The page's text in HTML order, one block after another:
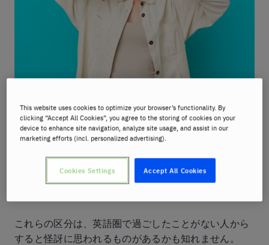
ここでは、英語で会話（スモールトーク）するには、
ふさわしい話題と避けるべき話題を解説しています。
言われ、逆に、避けるべき話題はTaboo topics（悪い
これらの区分は、英語圏で過ごしたことがない人から
すると怪訝に思われるものがあるかも知れません。
This website uses cookies to optimize your browser’s functionality. By
clicking “Accept All Cookies”, you agree to the storing of cookies on your
device to enhance site navigation, analyze site usage, and assist in our
marketing efforts (incl. personalized advertising).
Accept All Cookies
Cookies Settings